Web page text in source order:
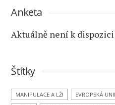
Anketa
Aktuálně není k
Štítky
MANIPULACE A LŽI EVROPSKÁ